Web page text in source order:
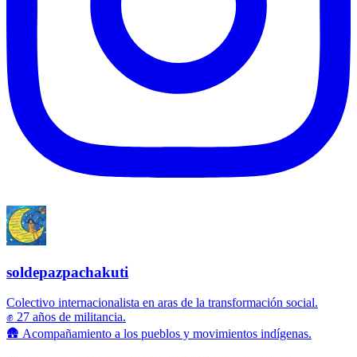
soldepazpachakuti
Colectivo internacionalista en aras de la transformación social.
✊ 27 años de militancia.
🛖 Acompañamiento a los pueblos y movimientos indígenas.